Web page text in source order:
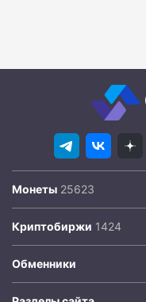
Монеты
Криптобиржи
Обменники